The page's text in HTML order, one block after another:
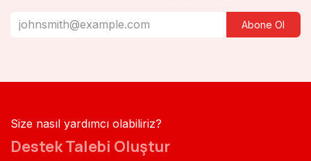
Abone Ol
Size nasıl yardımcı olabiliriz?
Destek Talebi Oluştur